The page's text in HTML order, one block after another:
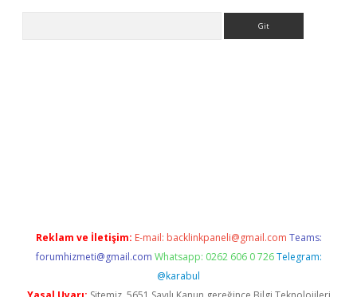
Reklam ve İletişim: E-mail: backlinkpaneli@gmail.com Teams:
forumhizmeti@gmail.com Whatsapp: 0262 606 0 726 Telegram:
@karabul